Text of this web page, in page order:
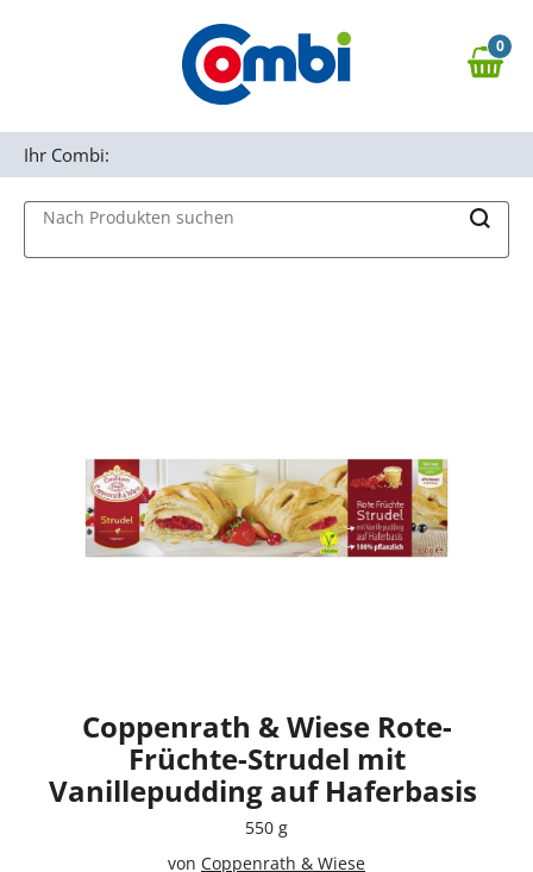
Zur Navigation springen
0,00 €
0
Nach Produkten suchen
Ihr Combi:
Coppenrath & Wiese Rote-
Früchte-Strudel mit
Vanillepudding auf Haferbasis
550 g
von Coppenrath & Wiese